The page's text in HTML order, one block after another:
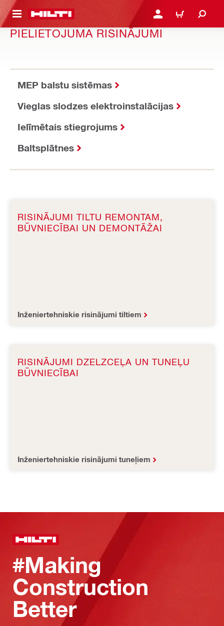
SATURU PIESLĒGTIES VAI
IEPIRKŠANĀS
PIELIETOJUMA RISINĀJUMI
MEP balstu sistēmas
Vieglas slodzes elektroinstalācijas
Ielīmētais stiegrojums
Baltsplātnes
RISINĀJUMI TILTU REMONTAM,
BŪVNIECĪBAI UN DEMONTĀŽAI
Inženiertehniskie risinājumi tiltiem
RISINĀJUMI DZELZCEĻA UN TUNEĻU
BŪVNIECĪBAI
Inženiertehniskie risinājumi tuneļiem
#Making
Construction
Better